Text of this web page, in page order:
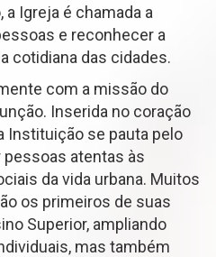
Igreja é chamada a
e reconhecer a
cotidiana das cidades.
com a missão do
Inserida no coração
Instituição se pauta pelo
atentas às
da vida urbana. Muitos
os primeiros de suas
Superior, ampliando
mas também